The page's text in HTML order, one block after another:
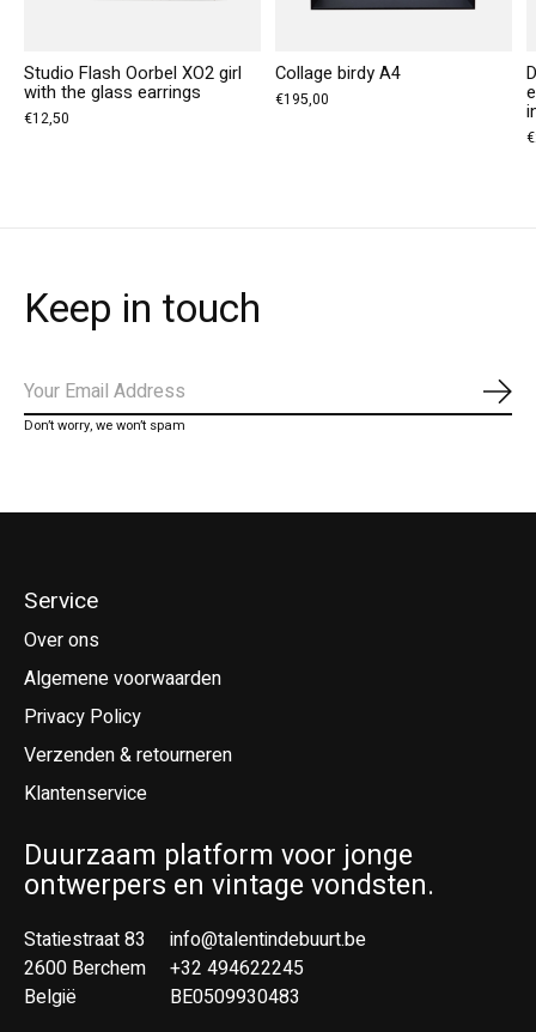
Studio Flash Oorbel XO2 girl
with the glass earrings
€12,50
Collage birdy A4
€195,00
Keep in touch
Don’t worry, we won’t spam
Service
Over ons
Algemene voorwaarden
Privacy Policy
Verzenden & retourneren
Klantenservice
Duurzaam platform voor jonge
ontwerpers en vintage vondsten.
Statiestraat 83
2600 Berchem
België
info@talentindebuurt.be
+32 494622245
BE0509930483